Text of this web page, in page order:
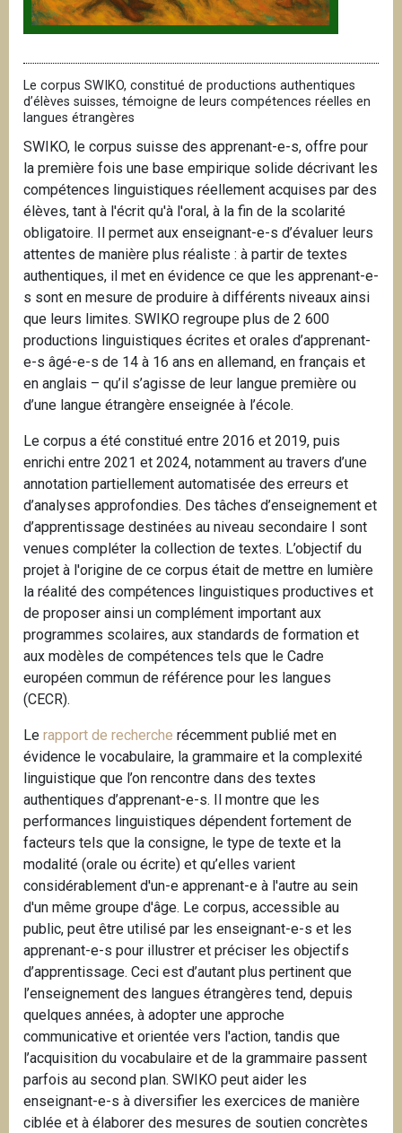
Le corpus SWIKO, constitué de productions authentiques
d’élèves suisses, témoigne de leurs compétences réelles en
langues étrangères
SWIKO, le corpus suisse des apprenant-e-s, offre pour
la première fois une base empirique solide décrivant les
compétences linguistiques réellement acquises par des
élèves, tant à l'écrit qu'à l'oral, à la fin de la scolarité
obligatoire. Il permet aux enseignant-e-s d’évaluer leurs
attentes de manière plus réaliste : à partir de textes
authentiques, il met en évidence ce que les apprenant-e-
s sont en mesure de produire à différents niveaux ainsi
que leurs limites. SWIKO regroupe plus de 2 600
productions linguistiques écrites et orales d’apprenant-
e-s âgé-e-s de 14 à 16 ans en allemand, en français et
en anglais – qu’il s’agisse de leur langue première ou
d’une langue étrangère enseignée à l’école.
Le corpus a été constitué entre 2016 et 2019, puis
enrichi entre 2021 et 2024, notamment au travers d’une
annotation partiellement automatisée des erreurs et
d’analyses approfondies. Des tâches d’enseignement et
d’apprentissage destinées au niveau secondaire I sont
venues compléter la collection de textes. L’objectif du
projet à l'origine de ce corpus était de mettre en lumière
la réalité des compétences linguistiques productives et
de proposer ainsi un complément important aux
programmes scolaires, aux standards de formation et
aux modèles de compétences tels que le Cadre
européen commun de référence pour les langues
(CECR).
Le rapport de recherche récemment publié met en
évidence le vocabulaire, la grammaire et la complexité
linguistique que l’on rencontre dans des textes
authentiques d’apprenant-e-s. Il montre que les
performances linguistiques dépendent fortement de
facteurs tels que la consigne, le type de texte et la
modalité (orale ou écrite) et qu’elles varient
considérablement d'un-e apprenant-e à l'autre au sein
d'un même groupe d'âge. Le corpus, accessible au
public, peut être utilisé par les enseignant-e-s et les
apprenant-e-s pour illustrer et préciser les objectifs
d’apprentissage. Ceci est d’autant plus pertinent que
l’enseignement des langues étrangères tend, depuis
quelques années, à adopter une approche
communicative et orientée vers l'action, tandis que
l’acquisition du vocabulaire et de la grammaire passent
parfois au second plan. SWIKO peut aider les
enseignant-e-s à diversifier les exercices de manière
ciblée et à élaborer des mesures de soutien concrètes